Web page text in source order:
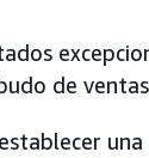
de
una